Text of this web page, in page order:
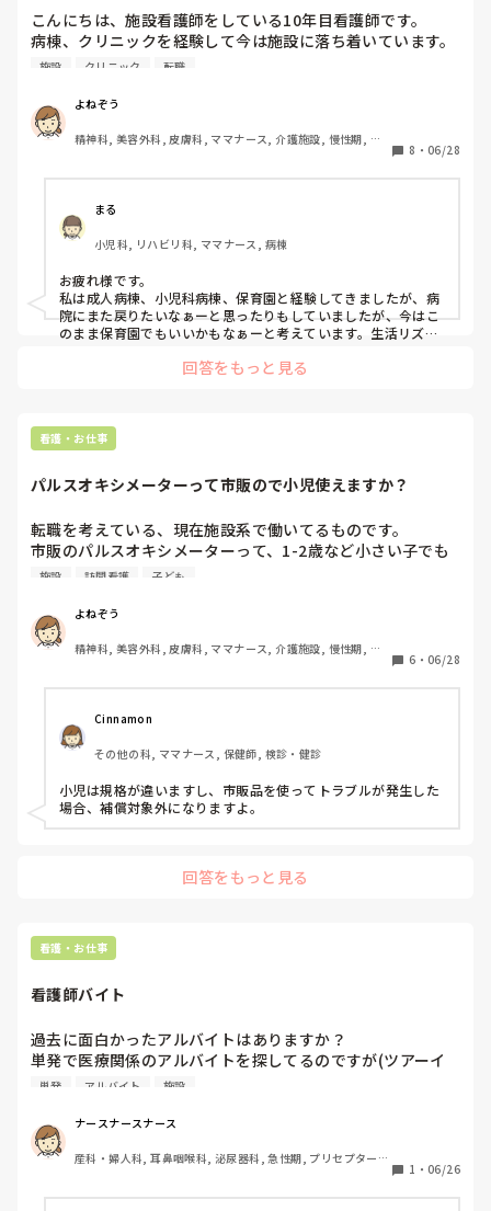
こんにちは、施設看護師をしている10年目看護師です。
病棟、クリニックを経験して今は施設に落ち着いています。
先日「ずっとこの仕事する？」って同僚と話していたのでみ
今なんのお仕事で、それをいつまでやりますか？
最後までこの仕事でいこうと思う分野ありますか？
最後を見据えてこの分野に行きたいと思ってる…というもの
はありますか？
どれか1つでもいいです、ご回答お待ちしてます。
施設 クリニック 転職
よねぞう
精神科, 美容外科, 皮膚科, ママナース, 介護施設, 慢性期, 回
8 ・ 06/28
まる
小児科, リハビリ科, ママナース, 病棟
お疲れ様です。
私は成人病棟、小児科病棟、保育園と経験してきましたが、病
院にまた戻りたいなぁーと思ったりもしていましたが、今はこ
のまま保育園でもいいかもなぁーと考えています。生活リズム
給料は安めですが、病院の時短勤務よりはもらえているので、
回答をもっと見る
看護・お仕事
パルスオキシメーターって市販ので小児使えますか？
転職を考えている、現在施設系で働いてるものです。
市販のパルスオキシメーターって、1-2歳など小さい子でも
使えますか？
ですが、時折施設で使ってた私物は使えるのかなと思っての
質問です！
施設 訪問看護 子ども
よねぞう
精神科, 美容外科, 皮膚科, ママナース, 介護施設, 慢性期, 回
6 ・ 06/28
Cinnamon
その他の科, ママナース, 保健師, 検診・健診
小児は規格が違いますし、市販品を使ってトラブルが発生した
場合、補償対象外になりますよ。
回答をもっと見る
看護・お仕事
看護師バイト
過去に面白かったアルバイトはありますか？
単発で医療関係のアルバイトを探してるのですが(ツアーイ
ンストラクターや、マラソンの救急対応係、施設看護師な
てほしいです。
単発 アルバイト 施設
ナースナースナース
産科・婦人科, 耳鼻咽喉科, 泌尿器科, 急性期, プリセプター,
1 ・ 06/26